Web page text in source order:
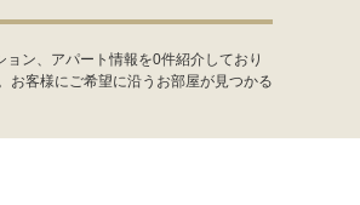
ン、アパート情報を0件紹介しており
お客様にご希望に沿うお部屋が見つかる